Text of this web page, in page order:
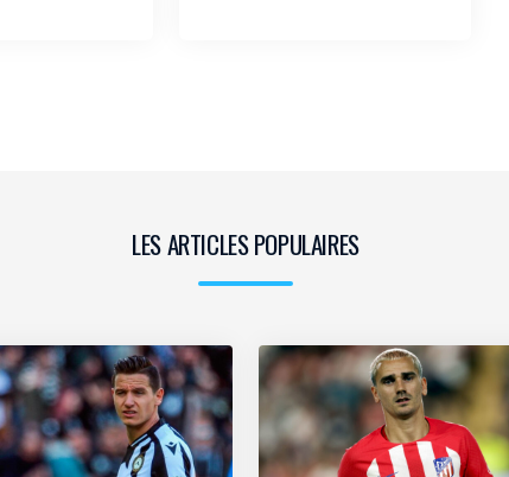
LES ARTICLES POPULAIRES